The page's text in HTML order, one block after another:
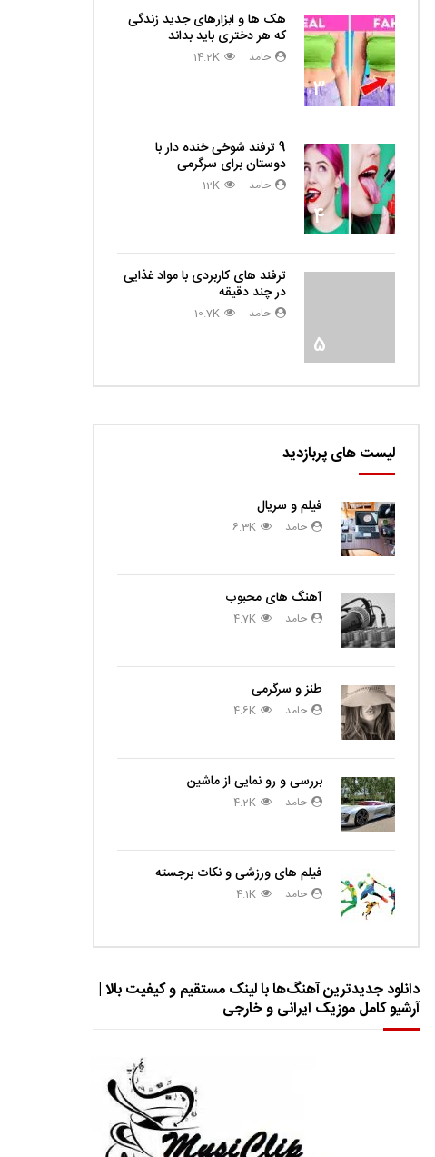
3
هک ها و ابزارهای جدید زندگی
که هر دختری باید بداند
حامد 14.2K
4
9 ترفند شوخی خنده دار با
دوستان برای سرگرمی
حامد 12K
5
ترفند های کاربردی با مواد غذایی
در چند دقیقه
حامد 10.7K
لیست های پربازدید
فیلم و سریال
حامد 6.3K
آهنگ های محبوب
حامد 4.7K
طنز و سرگرمی
حامد 4.6K
بررسی و رو نمایی از ماشین
حامد 4.2K
فیلم های ورزشی و نکات برجسته
حامد 4.1K
دانلود جدیدترین آهنگ‌ها با لینک مستقیم و کیفیت بالا |
آرشیو کامل موزیک ایرانی و خارجی